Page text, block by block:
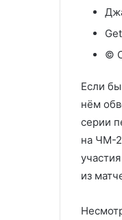
©
Если
нём
серии
на ЧМ-
из